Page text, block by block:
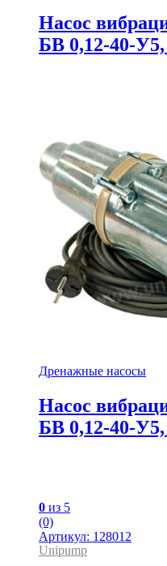
Насос
БВ 0,12-40-
Дренажные насосы
Насос
БВ 0,12-40-
0 из 5
(0)
Артикул: 128012
Unipump